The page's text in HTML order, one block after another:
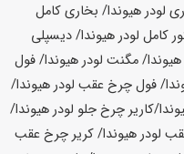
لودرهیوندا/ بخاری کامل
کامل لودرهیوندا/ دیسپلی
هیوندا/ مگنت لودرهیوندا/ فول
/ فول چرخ عقب لودرهیوندا/
/کاریر چرخ جلو لودرهیوندا/
لودرهیوندا/ کریر چرخ عقب